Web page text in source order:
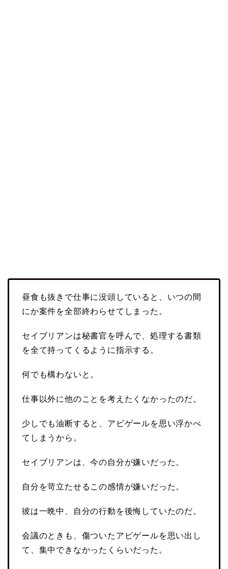
昼食も抜きで仕事に没頭していると、いつの間
にか案件を全部終わらせてしまった。
セイブリアンは秘書官を呼んで、処理する書類
を全て持ってくるように指示する。
何でも構わないと。
仕事以外に他のことを考えたくなかったのだ。
少しでも油断すると、アビゲールを思い浮かべ
てしまうから。
セイブリアンは、今の自分が嫌いだった。
自分を苛立たせるこの感情が嫌いだった。
彼は一晩中、自分の行動を後悔していたのだ。
会議のときも、傷ついたアビゲールを思い出し
て、集中できなかったくらいだった。